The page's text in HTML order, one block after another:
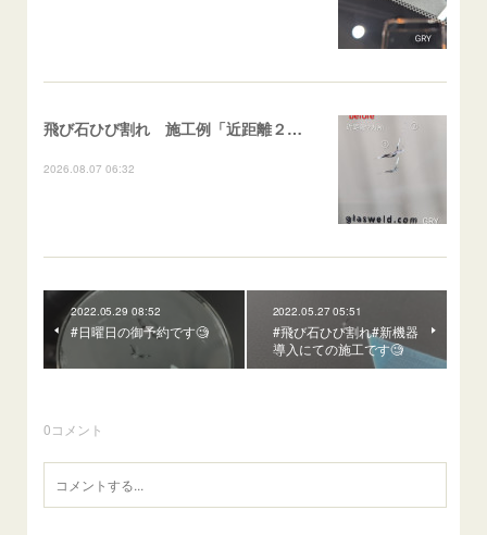
飛び石ひび割れ 施工例「近距離２箇所・パーシャル系+ストレート系」CX-8
2026.08.07 06:32
2022.05.29 08:52
#日曜日の御予約です🧐
2022.05.27 05:51
#飛び石ひび割れ#新機器
導入にての施工です🧐
0コメント